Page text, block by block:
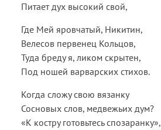
Питает дух высокий свой,
Где Мей яровчатый, Никитин,
Велесов первенец Кольцов,
Туда бреду я, ликом скрытен,
Под ношей варварских стихов.
Когда сложу свою вязанку
Сосновых слов, медвежьих дум?
«К костру готовьтесь спозаранку»,